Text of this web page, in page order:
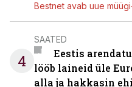
Bestnet avab uue
4
SAATED
Eestis
lööb laineid üle
alla ja hakkasin